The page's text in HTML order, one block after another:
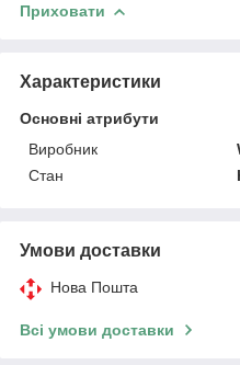
Приховати
Характеристики
Основні атрибути
Виробник
Стан
Умови доставки
Нова Пошта
Всі умови доставки